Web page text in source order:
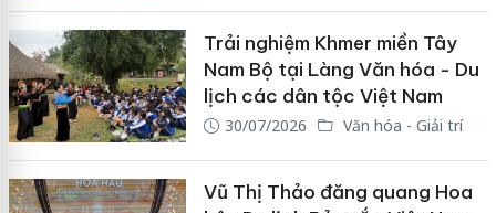
Trải nghiệm Khmer miền Tây
Nam Bộ tại Làng Văn hóa - Du
lịch các dân tộc Việt Nam
30/07/2026 Văn hóa - Giải trí
Vũ Thị Thảo đăng quang Hoa